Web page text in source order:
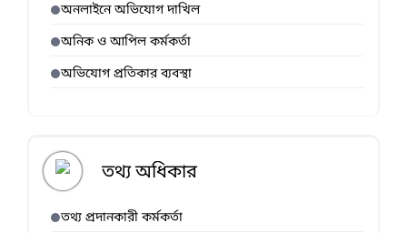
অনলাইনে অভিযোগ দাখিল
অনিক ও আপিল কর্মকর্তা
অভিযোগ প্রতিকার ব্যবস্থা
তথ্য অধিকার
তথ্য প্রদানকারী কর্মকর্তা